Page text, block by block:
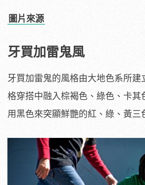
圖片來源
牙買加雷鬼風
牙買加雷鬼的風格由大地色系所建
格穿搭中融入棕褐色、綠色、卡其
用黑色來突顯鮮艷的紅、綠、黃三